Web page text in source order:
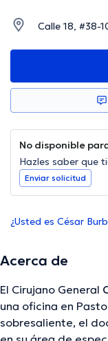
Calle 18, #38-
No disponible
Hazles saber que
Enviar solicitud
¿Usted es César
Acerca de
El Cirujano General
una oficina en
sobresaliente, el